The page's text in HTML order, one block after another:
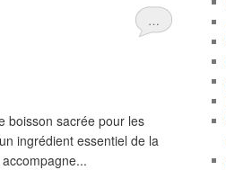
…
boisson sacrée pour les
ingrédient essentiel de la